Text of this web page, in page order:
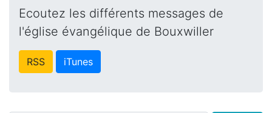
Ecoutez les différents messages de
l'église évangélique de Bouxwiller
RSS iTunes